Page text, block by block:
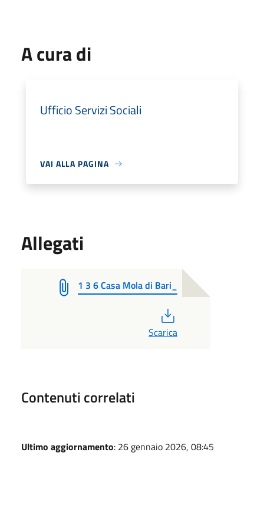
A cura di
Ufficio Servizi Sociali
VAI ALLA PAGINA
Allegati
1 3 6 Casa Mola di Bari_
Scarica
Contenuti correlati
Ultimo aggiornamento: 26 gennaio 2026, 08:45